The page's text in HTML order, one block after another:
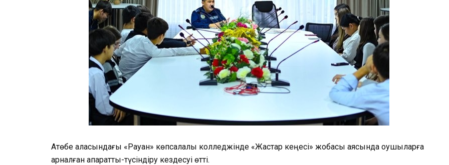
Ақтөбе қаласындағы «Рауан» көпсалалы колледжінде «Жастар кеңесі» жобасы аясында оқушыларға
арналған ақпараттық-түсіндіру кездесуі өтті.